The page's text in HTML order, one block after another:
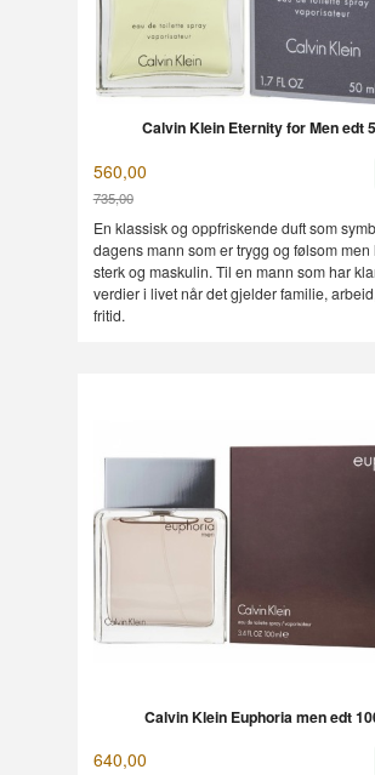
Calvin Klein Eternity for Men edt
560,00
735,00
Rabatt
En klassisk og oppfriskende duft som
dagens mann som er trygg og følsom men
sterk og maskulin. Til en mann som har
verdier i livet når det gjelder familie,
fritid.
Calvin Klein Euphoria men edt
640,00